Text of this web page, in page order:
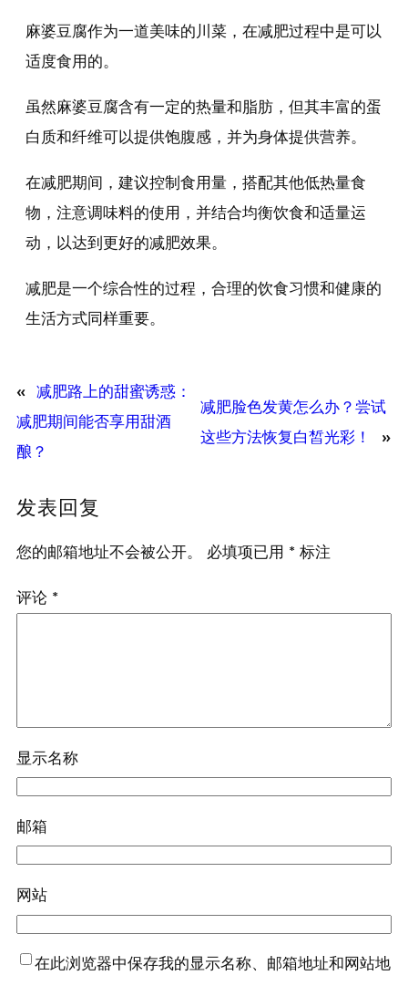
麻婆豆腐作为一道美味的川菜，在减肥过程中是可以
适度食用的。
虽然麻婆豆腐含有一定的热量和脂肪，但其丰富的蛋
白质和纤维可以提供饱腹感，并为身体提供营养。
在减肥期间，建议控制食用量，搭配其他低热量食
物，注意调味料的使用，并结合均衡饮食和适量运
动，以达到更好的减肥效果。
减肥是一个综合性的过程，合理的饮食习惯和健康的
生活方式同样重要。
«
减肥路上的甜蜜诱惑：
减肥期间能否享用甜酒
酿？
减肥脸色发黄怎么办？尝试
这些方法恢复白皙光彩！
»
发表回复
您的邮箱地址不会被公开。 必填项已用 * 标注
评论 *
显示名称
邮箱
网站
在此浏览器中保存我的显示名称、邮箱地址和网站地